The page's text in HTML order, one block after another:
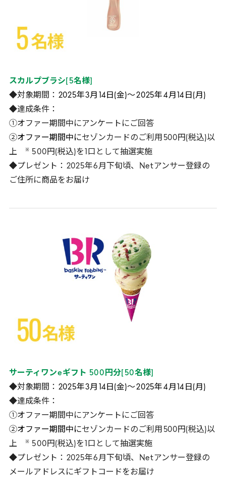
スカルプブラシ 5名様
◆対象期間： 2025年3月 14 日(金)～2025年4月 14 日(月)
◆達成条件：
①オファー期間中にアンケートにご回答
②オファー期間中にセゾンカードのご利用 500円(税込)以
上
※ 500円(税込)を
口として抽選実施
◆プレゼント： 2025年6月下旬頃、 Net アンサー登録の
ご住所に商品をお届け
サーティワンeギフト 500 円分[ 50名様
◆対象期間： 2025年3月 14 日(金)～2025年4月 14 日(月)
◆達成条件：
①オファー期間中にアンケートにご回答
②オファー期間中にセゾンカードのご利用 500円(税込)以
上
※ 500円(税込)を
口として抽選実施
◆プレゼント： 2025年6月下旬頃、 Net アンサー登録の
メールアドレスにギフトコードをお届け